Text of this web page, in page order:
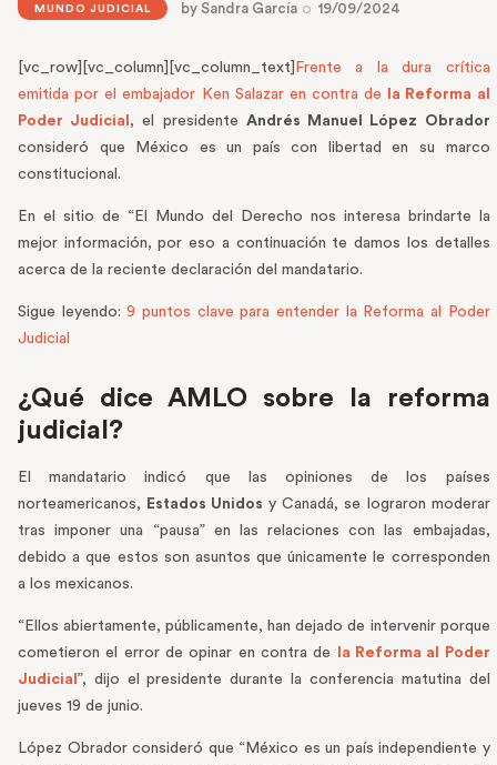
MUNDO JUDICIAL bySandra García 19/09/2024
[vc_row][vc_column][vc_column_text] Frente a la dura crítica
emitida por el embajador Ken Salazar en contra de
la Reforma al
Poder Judicial , el presidente Andrés Manuel López Obrador
consideró que México es un país con libertad en su marco
constitucional.
En el sitio de “El Mundo del Derecho nos interesa brindarte la
mejor información, por eso a continuación te damos los detalles
acerca de la reciente declaración del mandatario.
Sigue leyendo:9 puntos clave para entender la Reforma al Poder
Judicial
¿Qué dice AMLO sobre la reforma
judicial?
El mandatario indicó que las opiniones de los países
norteamericanos,
Estados Unidos y Canadá, se lograron moderar
tras imponer una “pausa” en las relaciones con las embajadas,
debido a que estos son asuntos que únicamente le corresponden
a los mexicanos.
“Ellos abiertamente, públicamente, han dejado de intervenir porque
cometieron el error de opinar en contra de
la Reforma al Poder
Judicial ”, dijo el presidente durante la conferencia matutina del
jueves 19 de junio.
López Obrador consideró que “México es un país independiente y